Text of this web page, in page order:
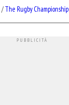
/The Rugby Championship